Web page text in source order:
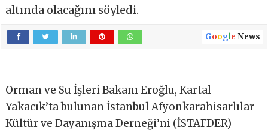
altında olacağını söyledi.
Google News
Orman ve Su İşleri Bakanı Eroğlu, Kartal
Yakacık’ta bulunan İstanbul Afyonkarahisarlılar
Kültür ve Dayanışma Derneği’ni (İSTAFDER)